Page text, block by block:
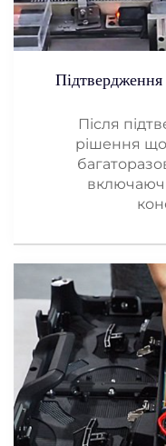
Підтвердження
Після
рішення